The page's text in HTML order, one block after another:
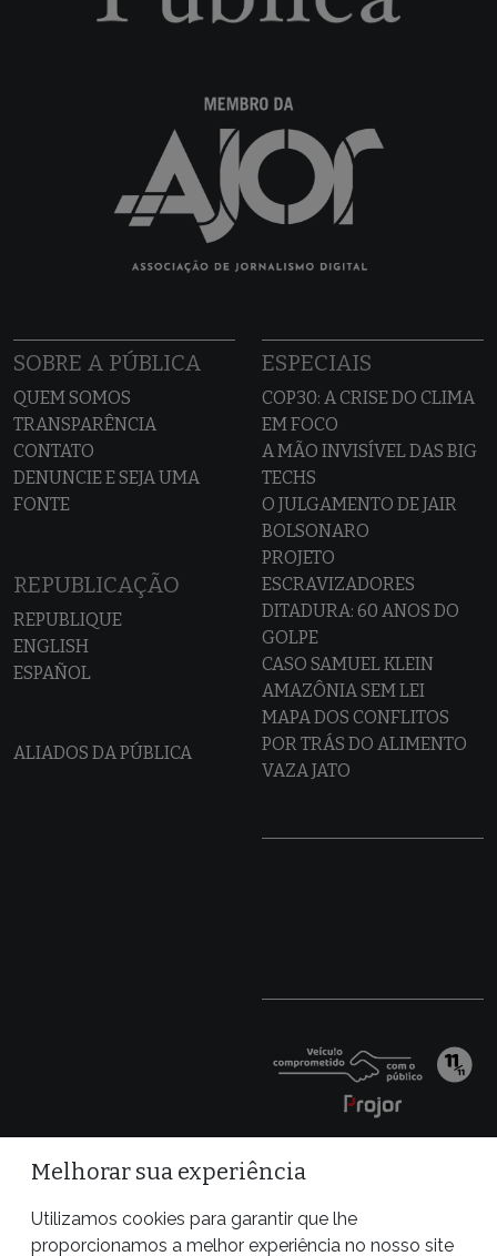
SOBRE A PÚBLICA
QUEM SOMOS
TRANSPARÊNCIA
CONTATO
DENUNCIE E SEJA UMA
FONTE
REPUBLICAÇÃO
REPUBLIQUE
ENGLISH
ESPAÑOL
ALIADOS DA PÚBLICA
ESPECIAIS
COP30: A CRISE DO CLIMA
EM FOCO
A MÃO INVISÍVEL DAS BIG
TECHS
O JULGAMENTO DE JAIR
BOLSONARO
PROJETO
ESCRAVIZADORES
DITADURA: 60 ANOS DO
GOLPE
CASO SAMUEL KLEIN
AMAZÔNIA SEM LEI
MAPA DOS CONFLITOS
POR TRÁS DO ALIMENTO
VAZA JATO
Melhorar sua experiência
Utilizamos cookies para garantir que lhe
proporcionamos a melhor experiência no nosso site